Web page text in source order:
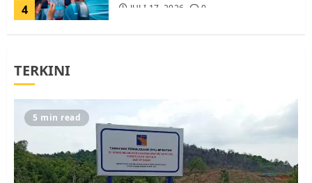
4 JULI 17, 2026 0
5
Pemko Batam Tegaskan RT dan
TERKINI
5 min read